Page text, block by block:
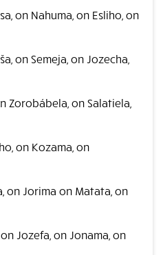
on Nahuma, on Esliho, on
on Semeja, on Jozecha,
Zorobábela, on Salatiela,
on Kozama, on
on Jorima on Matata, on
Jozefa, on Jonama, on